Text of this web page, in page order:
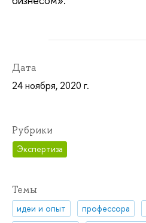
Дата
24 ноября, 2020 г.
Рубрики
Экспертиза
Темы
идеи и опыт профессора